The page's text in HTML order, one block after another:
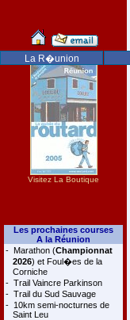
La R�union
Visitez La Boutique
Les prochaines courses
A la Réunion
- Marathon (Championnat
2026) et Foul�es de la
Corniche
- Trail Vaincre Parkinson
- Trail du Sud Sauvage
- 10km semi-nocturnes de
Saint Leu